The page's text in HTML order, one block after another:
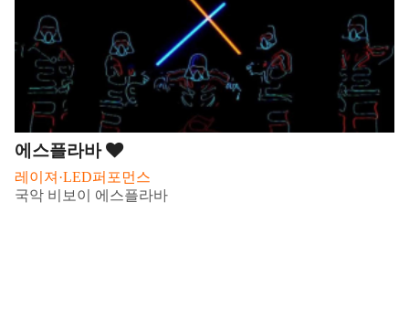
에스플라바
레이져·LED퍼포먼스
국악 비보이 에스플라바